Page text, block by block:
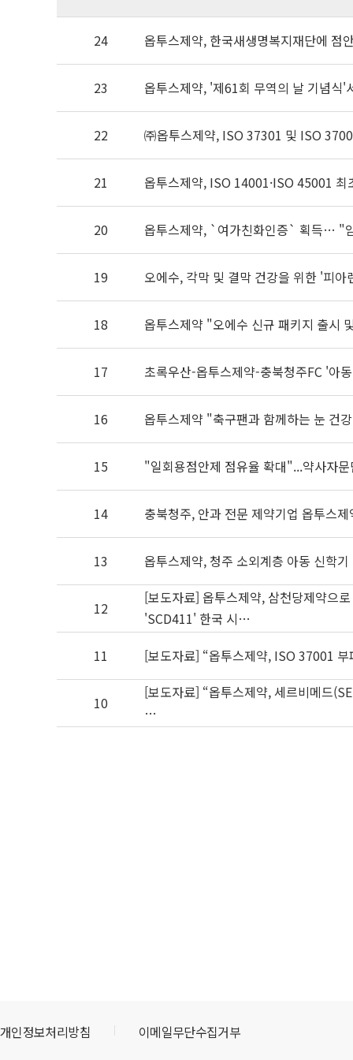
24 옵투스제약, 한국새생명복지재단에 점
23 옵투스제약, '제61회 무역의 날 기념식'
22 ㈜옵투스제약, ISO 37301 및 ISO
21 옵투스제약, ISO 14001·ISO 45001 최
20 옵투스제약, `여가친화인증` 획득… "
19 오에수, 각막 및 결막 건강을 위한 '피아
18 옵투스제약 "오에수 신규 패키지 출시
17 초록우산-옵투스제약-충북청주FC '아
16 옵투스제​약 "축구팬과 함께하는 눈 건
15 "일회용점안제 점유율 확대"...약사자
14 충북청주, 안과 전문 제약기업 옵투스
13 옵투스제약, 청주 소외계층 아동 신학기
12
[보도자료] 옵투스제약, 삼천당제약으
'SCD411' 한국 시…
11
[보도자료] “옵투스제약, ISO 37001
10
[보도자료] “옵투스제약, 세르비메드
…
개인정보처리방침 이메일무단수집거부